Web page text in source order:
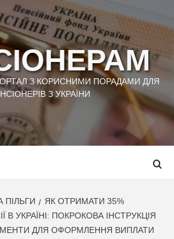
З КОРИСНИМИ ПОРАДАМИ ДЛЯ
З УКРАЇНИ
ПІЛЬГИ
ЯК ОТРИМАТИ 35%
В УКРАЇНІ: ПОКРОКОВА ІНСТРУКЦІЯ
ДЛЯ ОФОРМЛЕННЯ ВИПЛАТИ